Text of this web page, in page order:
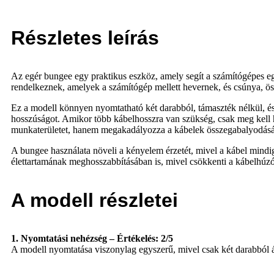
Részletes leírás
Az egér bungee egy praktikus eszköz, amely segít a számítógépes
rendelkeznek, amelyek a számítógép mellett hevernek, és csúnya,
Ez a modell könnyen nyomtatható két darabból, támaszték nélkül,
hosszúságot. Amikor több kábelhosszra van szükség, csak meg
munkaterületet, hanem megakadályozza a kábelek
A bungee használata növeli a kényelem érzetét, mivel a kábel
élettartamának meghosszabbításában is, mivel csökkenti a
A modell részletei
1. Nyomtatási nehézség – Értékelés: 2/5
A modell nyomtatása viszonylag egyszerű, mivel csak két